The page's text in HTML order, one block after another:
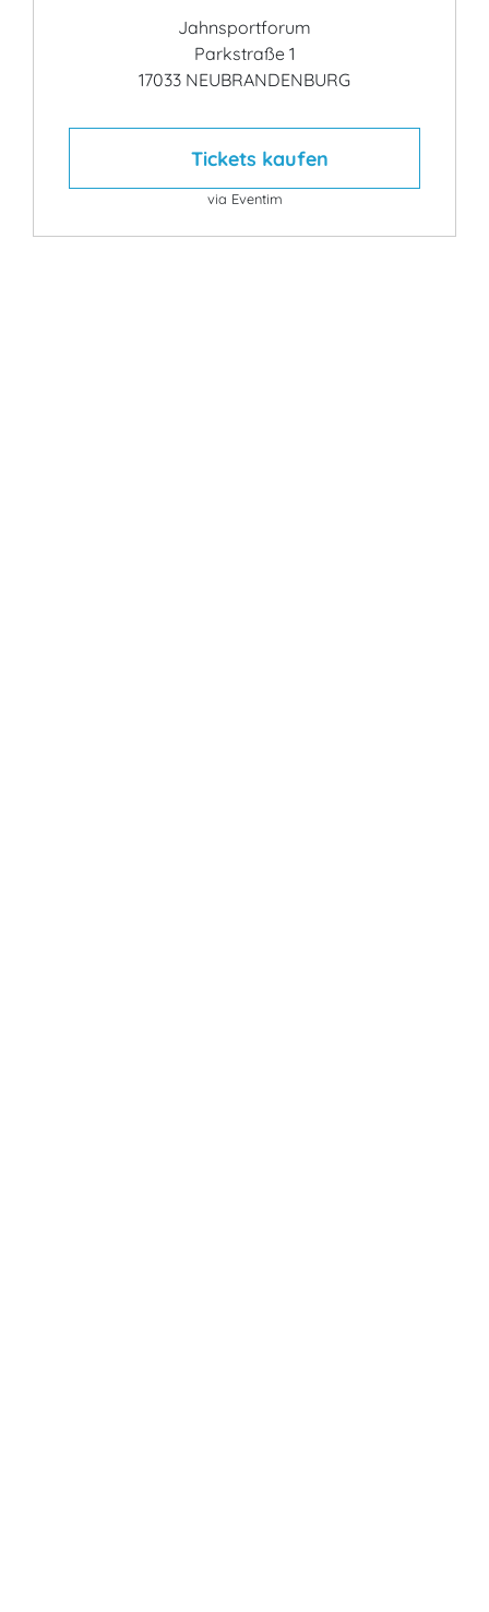
Jahnsportforum
Parkstraße 1
17033 NEUBRANDENBURG
Tickets kaufen
via Eventim